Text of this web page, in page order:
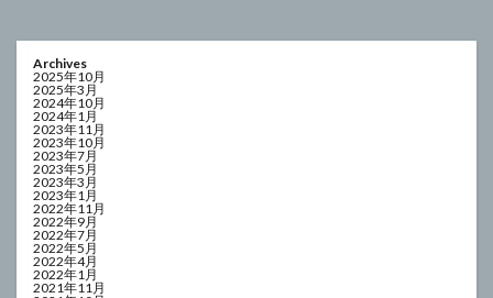
Archives
2025年10月
2025年3月
2024年10月
2024年1月
2023年11月
2023年10月
2023年7月
2023年5月
2023年3月
2023年1月
2022年11月
2022年9月
2022年7月
2022年5月
2022年4月
2022年1月
2021年11月